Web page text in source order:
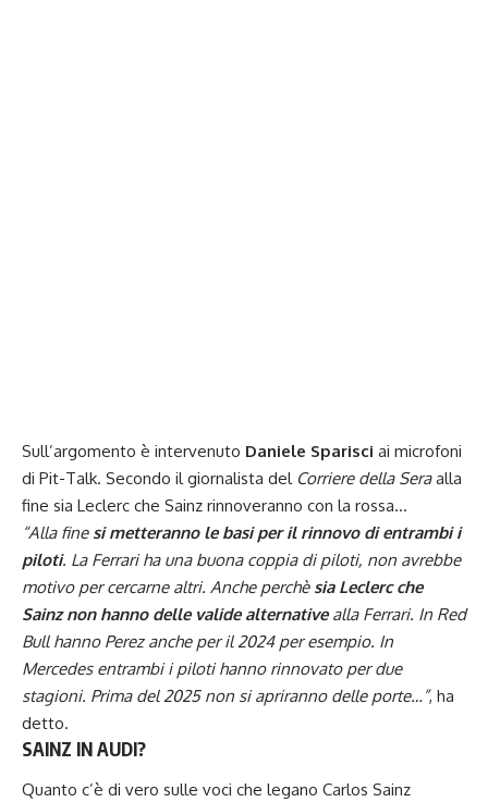
Sull’argomento è intervenuto Daniele Sparisci ai microfoni
di Pit-Talk. Secondo il giornalista del Corriere della Seraalla
fine sia Leclerc che Sainz rinnoveranno con la rossa…
“Alla fine si metteranno le basi per il rinnovo di entrambi i
piloti. La Ferrari ha una buona coppia di piloti, non avrebbe
motivo per cercarne altri. Anche perchè sia Leclerc che
Sainz non hanno delle valide alternativealla Ferrari. In Red
Bull hanno Perez anche per il 2024 per esempio. In
Mercedes entrambi i piloti hanno rinnovato per due
stagioni. Prima del 2025 non si apriranno delle porte…”, ha
detto.
SAINZ IN AUDI?
Quanto c’è di vero sulle voci che legano Carlos Sainz